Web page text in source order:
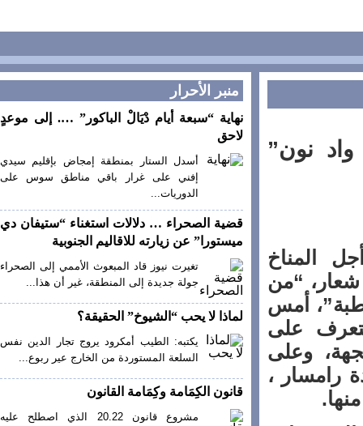
نون”
المناخ
“من
أمس
التعرف على
وعلى
،
منبر الأحرار
نهاية “سبعة أيام دْيَالْ الباكور” …. إلى موعدٍ
لاحق
أسدل الستار بمنطقة إمجاض بإقليم سيدي
إفني على غرار باقي مناطق سوس على
الدوريات...
قضية الصحراء … دلالات استغناء “ستيفان دي
ميستورا” عن زيارته للاقاليم الجنوبية
تغيرت نيوز قاد المبعوث الأممي إلى الصحراء
جولة جديدة إلى المنطقة، غير أن هذا...
لماذا لا يحب “الشيوخ” الحقيقة؟
يكتبه: الطيب أمكرود يروج تجار الدين نفس
السلعة المستوردة من الخارج عير ربوع...
قانون الكِمَامة وكِمَامة القانون
مشروع قانون 20.22 الذي اصطلح عليه